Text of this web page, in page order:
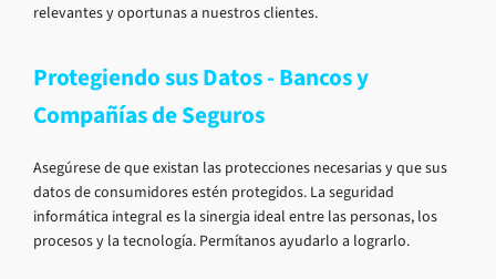
relevantes y oportunas a nuestros clientes.
Protegiendo sus Datos - Bancos y
Compañías de Seguros
Asegúrese de que existan las protecciones necesarias y que sus
datos de consumidores estén protegidos. La seguridad
informática integral es la sinergia ideal entre las personas, los
procesos y la tecnología. Permítanos ayudarlo a lograrlo.